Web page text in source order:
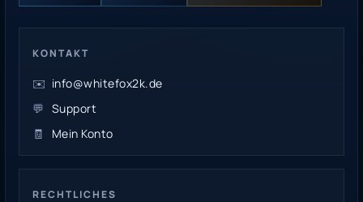
KONTAKT
✉️ info@whitefox2k.de
💬 Support
🧾
Mein Konto
RECHTLICHES